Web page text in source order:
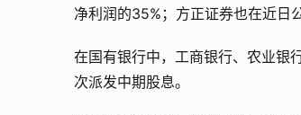
净利润的35%；方正证券也在近日
在国有银行中，工商银行、农业银
次派发中期股息。